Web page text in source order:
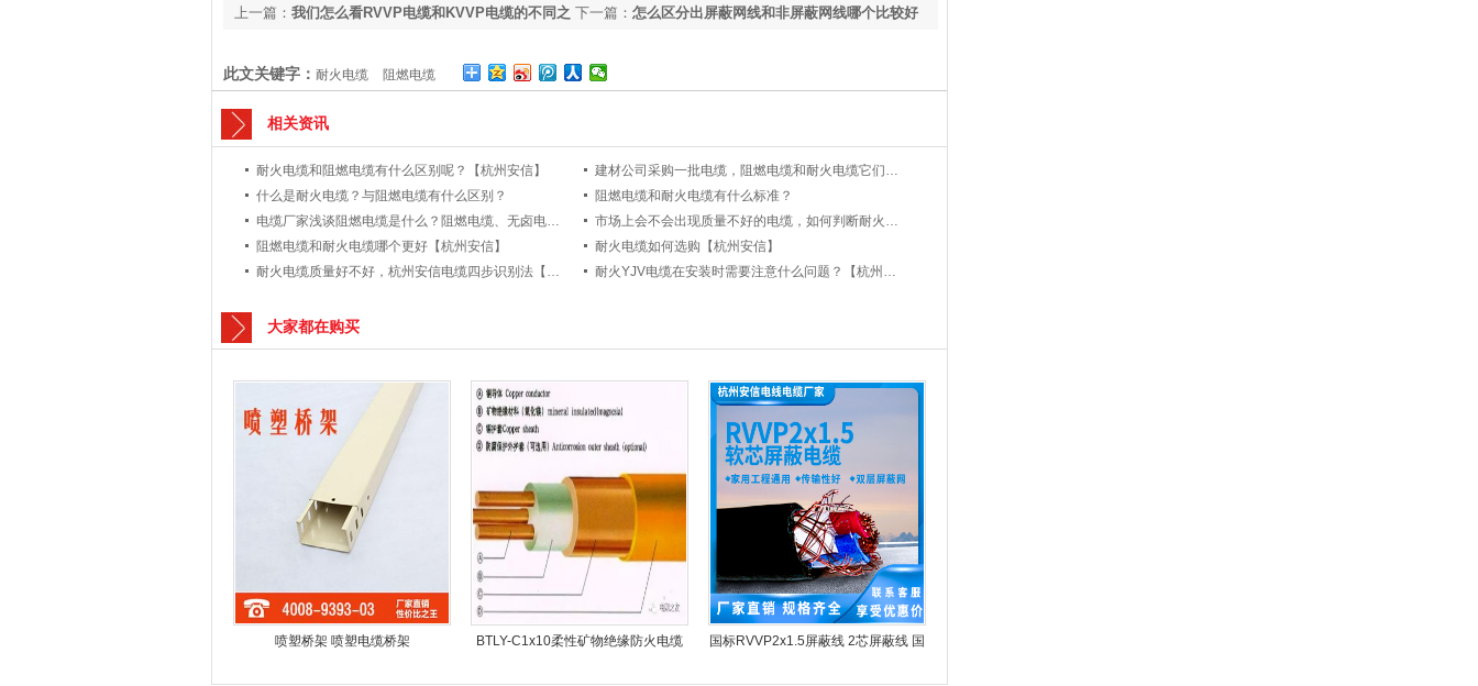
下一篇： 怎么区分出屏蔽网线和非屏蔽网线哪个比较好
上一篇： 我们怎么看RVVP电缆和KVVP电缆的不同之
此文关键字： 耐火电缆 阻燃电缆
相关资讯
耐火电缆和阻燃电缆有什么区别呢？【杭州安信】
建材公司采购一批电缆，阻燃电缆和耐火电缆它们主要用途是什么？【杭州安信】
什么是耐火电缆？与阻燃电缆有什么区别？
阻燃电缆和耐火电缆有什么标准？
电缆厂家浅谈阻燃电缆是什么？阻燃电缆、无卤电缆、耐火电缆有什么区别？
市场上会不会出现质量不好的电缆，如何判断耐火电线电缆的质量
阻燃电缆和耐火电缆哪个更好【杭州安信】
耐火电缆如何选购【杭州安信】
耐火电缆质量好不好，杭州安信电缆四步识别法【杭州安信】
耐火YJV电缆在安装时需要注意什么问题？【杭州安信】
大家都在购买
喷塑桥架 喷塑电缆桥架
BTLY-C1x10柔性矿物绝缘防火电缆
国标RVVP2x1.5屏蔽线 2芯屏蔽线 国